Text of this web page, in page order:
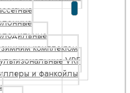
комплектом
VRF
и фанкойлы